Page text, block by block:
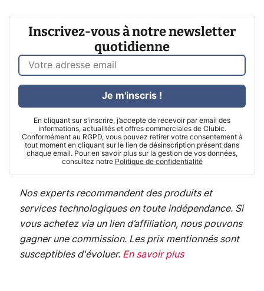
Inscrivez-vous à notre newsletter
quotidienne
En cliquant sur s'inscrire, j’accepte de recevoir par email des
informations, actualités et offres commerciales de Clubic.
Conformément au RGPD, vous pouvez retirer votre consentement à
tout moment en cliquant sur le lien de désinscription présent dans
chaque email. Pour en savoir plus sur la gestion de vos données,
consultez notre Politique de confidentialité
Je m'inscris !
Nos experts recommandent des produits et
services technologiques en toute indépendance. Si
vous achetez via un lien d’affiliation, nous pouvons
gagner une commission. Les prix mentionnés sont
susceptibles d'évoluer. En savoir plus